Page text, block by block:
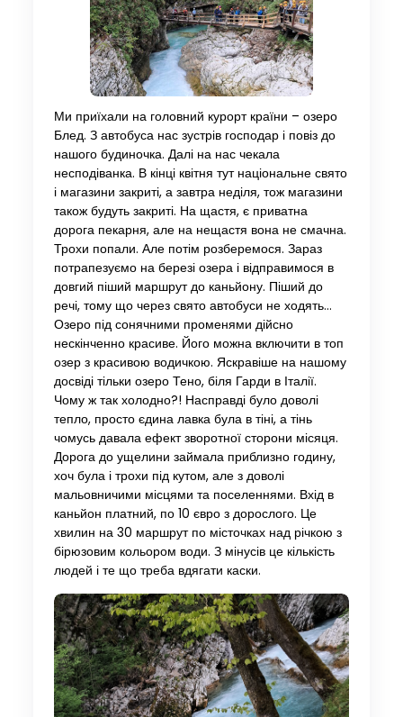
Ми приїхали на головний курорт країни – озеро
Блед. З автобуса нас зустрів господар і повіз до
нашого будиночка. Далі на нас чекала
несподіванка. В кінці квітня тут національне свято
і магазини закриті, а завтра неділя, тож магазини
також будуть закриті. На щастя, є приватна
дорога пекарня, але на нещастя вона не смачна.
Трохи попали. Але потім розберемося. Зараз
потрапезуємо на березі озера і відправимося в
довгий піший маршрут до каньйону. Піший до
речі, тому що через свято автобуси не ходять…
Озеро під сонячними променями дійсно
нескінченно красиве. Його можна включити в топ
озер з красивою водичкою. Яскравіше на нашому
досвіді тільки озеро Тено, біля Гарди в Італії.
Чому ж так холодно?! Насправді було доволі
тепло, просто єдина лавка була в тіні, а тінь
чомусь давала ефект зворотної сторони місяця.
Дорога до ущелини займала приблизно годину,
хоч була і трохи під кутом, але з доволі
мальовничими місцями та поселеннями. Вхід в
каньйон платний, по 10 євро з дорослого. Це
хвилин на 30 маршрут по місточках над річкою з
бірюзовим кольором води. З мінусів це кількість
людей і те що треба вдягати каски.